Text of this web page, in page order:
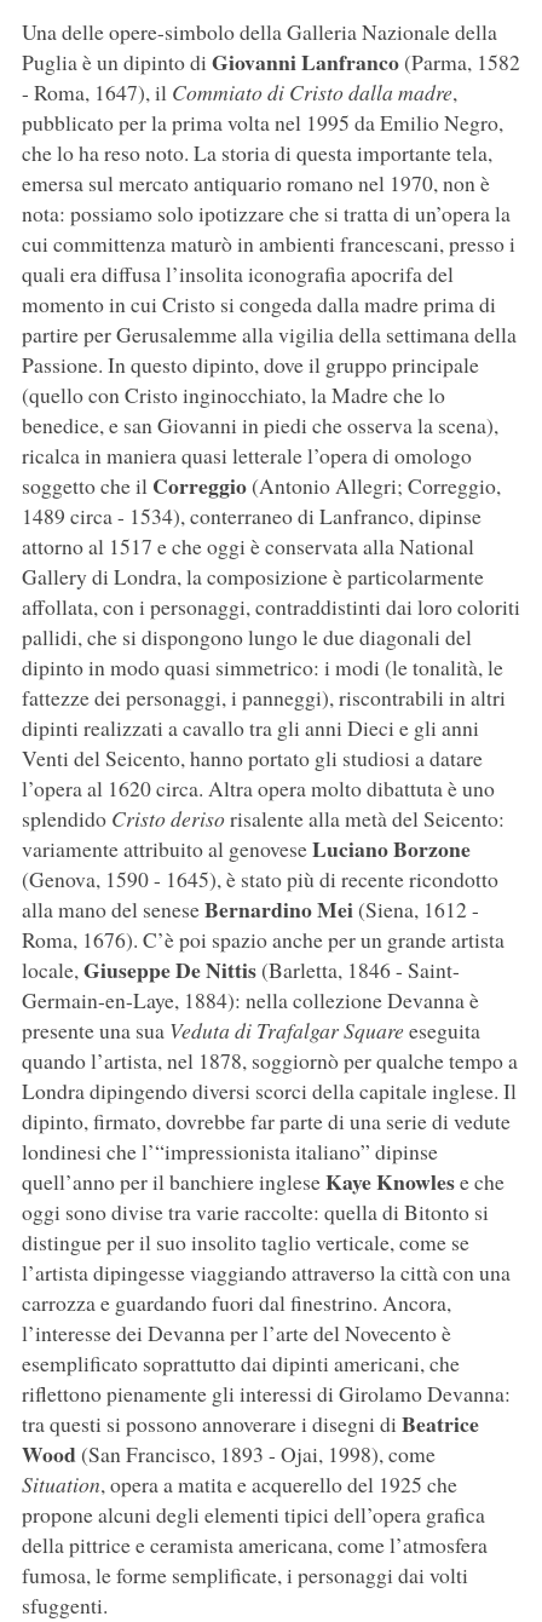
Una delle opere-simbolo della Galleria Nazionale della
Puglia è un dipinto di Giovanni Lanfranco(Parma, 1582
- Roma, 1647), il Commiato di Cristo dalla madre,
pubblicato per la prima volta nel 1995 da Emilio Negro,
che lo ha reso noto. La storia di questa importante tela,
emersa sul mercato antiquario romano nel 1970, non è
nota: possiamo solo ipotizzare che si tratta di un’opera la
cui committenza maturò in ambienti francescani, presso i
quali era diffusa l’insolita iconografia apocrifa del
momento in cui Cristo si congeda dalla madre prima di
partire per Gerusalemme alla vigilia della settimana della
Passione. In questo dipinto, dove il gruppo principale
(quello con Cristo inginocchiato, la Madre che lo
benedice, e san Giovanni in piedi che osserva la scena),
ricalca in maniera quasi letterale l’opera di omologo
soggetto che il Correggio(Antonio Allegri; Correggio,
1489 circa - 1534), conterraneo di Lanfranco, dipinse
attorno al 1517 e che oggi è conservata alla National
Gallery di Londra, la composizione è particolarmente
affollata, con i personaggi, contraddistinti dai loro coloriti
pallidi, che si dispongono lungo le due diagonali del
dipinto in modo quasi simmetrico: i modi (le tonalità, le
fattezze dei personaggi, i panneggi), riscontrabili in altri
dipinti realizzati a cavallo tra gli anni Dieci e gli anni
Venti del Seicento, hanno portato gli studiosi a datare
l’opera al 1620 circa. Altra opera molto dibattuta è uno
splendido Cristo derisorisalente alla metà del Seicento:
variamente attribuito al genoveseLuciano Borzone
(Genova, 1590 - 1645), è stato più di recente ricondotto
alla mano del seneseBernardino Mei(Siena, 1612 -
Roma, 1676). C’è poi spazio anche per un grande artista
locale,Giuseppe De Nittis(Barletta, 1846 - Saint-
Germain-en-Laye, 1884): nella collezione Devanna è
presente una sua Veduta di Trafalgar Squareeseguita
quando l’artista, nel 1878, soggiornò per qualche tempo a
Londra dipingendo diversi scorci della capitale inglese. Il
dipinto, firmato, dovrebbe far parte di una serie di vedute
londinesi che l’“impressionista italiano” dipinse
quell’anno per il banchiere ingleseKaye Knowlese che
oggi sono divise tra varie raccolte: quella di Bitonto si
distingue per il suo insolito taglio verticale, come se
l’artista dipingesse viaggiando attraverso la città con una
carrozza e guardando fuori dal finestrino. Ancora,
l’interesse dei Devanna per l’arte del Novecento è
esemplificato soprattutto dai dipinti americani, che
riflettono pienamente gli interessi di Girolamo Devanna:
tra questi si possono annoverare i disegni di Beatrice
Wood(San Francisco, 1893 - Ojai, 1998), come
Situation, opera a matita e acquerello del 1925 che
propone alcuni degli elementi tipici dell’opera grafica
della pittrice e ceramista americana, come l’atmosfera
fumosa, le forme semplificate, i personaggi dai volti
sfuggenti.